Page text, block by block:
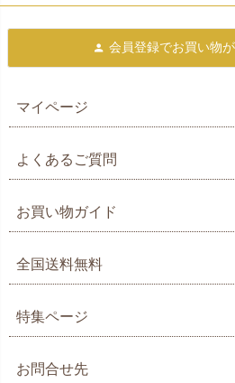
会員登録でお買い物
マイページ
よくあるご質問
お買い物ガイド
全国送料無料
特集ページ
お問合せ先